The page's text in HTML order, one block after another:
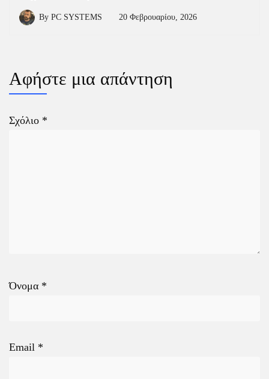
By PC SYSTEMS 20 Φεβρουαρίου, 2026
Αφήστε μια απάντηση
Σχόλιο *
Όνομα *
Email *